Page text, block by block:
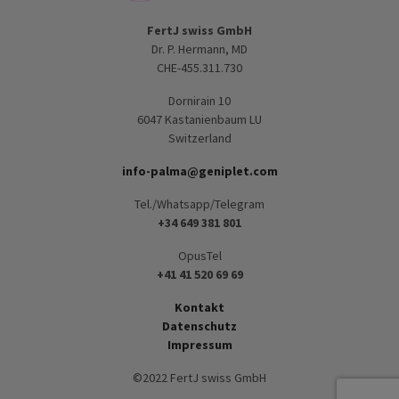
FertJ swiss GmbH
Dr. P. Hermann, MD
CHE-455.311.730
Dornirain 10
6047 Kastanienbaum LU
Switzerland
info-palma@geniplet.com
Tel./Whatsapp/Telegram
+34 649 381 801
OpusTel
+41 41 520 69 69
Kontakt
Datenschutz
Impressum
©2022 FertJ swiss GmbH